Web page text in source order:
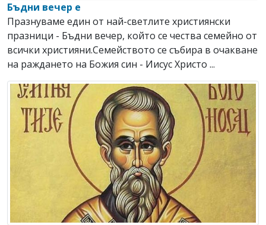
Бъдни вечер е
Празнуваме един от най-светлите християнски
празници - Бъдни вечер, който се чества семейно от
всички християни.Семейството се събира в очакване
на раждането на Божия син - Иисус Христо ...